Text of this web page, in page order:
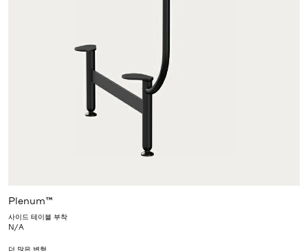
Plenum™
사이드 테이블 부착
N/A
더 많은 변형